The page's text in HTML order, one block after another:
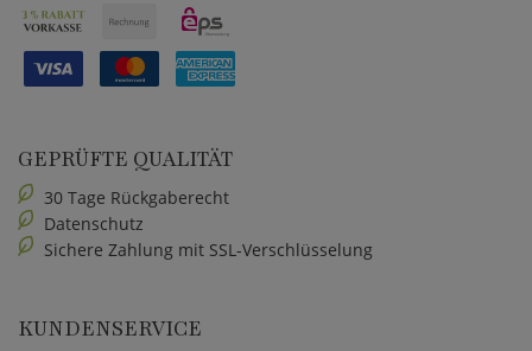
GEPRÜFTE QUALITÄT
30 Tage Rückgaberecht
Datenschutz
Sichere Zahlung mit SSL-Verschlüsselung
KUNDENSERVICE